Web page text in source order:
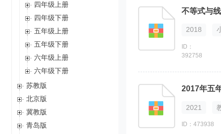
四年级上册
四年级下册
五年级上册
五年级下册
六年级上册
六年级下册
苏教版
北京版
冀教版
青岛版
不等式与
2018
ID：
392758
2017年五
2021
ID：473938